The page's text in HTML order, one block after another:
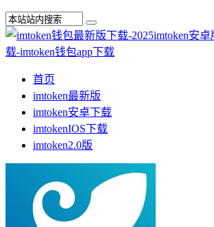
首页
imtoken最新版
imtoken安卓下载
imtokenIOS下载
imtoken2.0版